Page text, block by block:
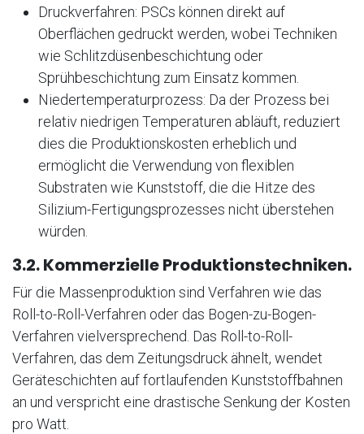
Druckverfahren: PSCs können direkt auf
Oberflächen gedruckt werden, wobei Techniken
wie Schlitzdüsenbeschichtung oder
Sprühbeschichtung zum Einsatz kommen.
Niedertemperaturprozess: Da der Prozess bei
relativ niedrigen Temperaturen abläuft, reduziert
dies die Produktionskosten erheblich und
ermöglicht die Verwendung von flexiblen
Substraten wie Kunststoff, die die Hitze des
Silizium-Fertigungsprozesses nicht überstehen
würden.
3.2. Kommerzielle Produktionstechniken.
Für die Massenproduktion sind Verfahren wie das
Roll-to-Roll-Verfahren oder das Bogen-zu-Bogen-
Verfahren vielversprechend. Das Roll-to-Roll-
Verfahren, das dem Zeitungsdruck ähnelt, wendet
Geräteschichten auf fortlaufenden Kunststoffbahnen
an und verspricht eine drastische Senkung der Kosten
pro Watt.